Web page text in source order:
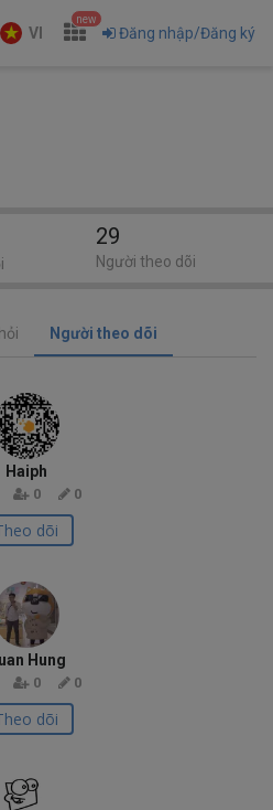
VI
new
Đăng nhập/Đăng ký
Người theo dõi
Haiph
0 0
dõi
Hung
0 0
dõi
29
Người theo dõi